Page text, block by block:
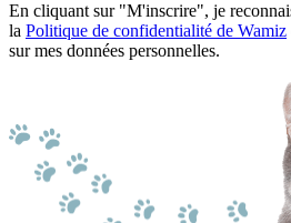
En cliquant sur "M'inscrire", je
la Politique de confidentialité de Wamiz
sur mes données personnelles.